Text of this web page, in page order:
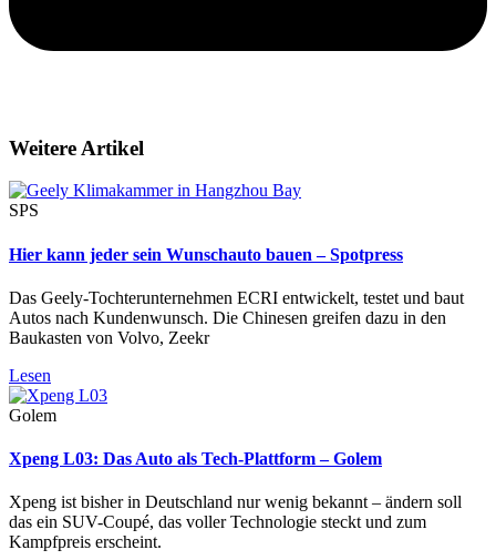
Weitere Artikel
SPS
Hier kann jeder sein Wunschauto bauen – Spotpress
Das Geely-Tochterunternehmen ECRI entwickelt, testet und baut
Autos nach Kundenwunsch. Die Chinesen greifen dazu in den
Baukasten von Volvo, Zeekr
Lesen
Golem
Xpeng L03: Das Auto als Tech-Plattform – Golem
Xpeng ist bisher in Deutschland nur wenig bekannt – ändern soll
das ein SUV-Coupé, das voller Technologie steckt und zum
Kampfpreis erscheint.